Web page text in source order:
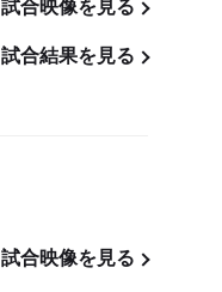
試合映像を見る
試合結果を見る
試合映像を見る